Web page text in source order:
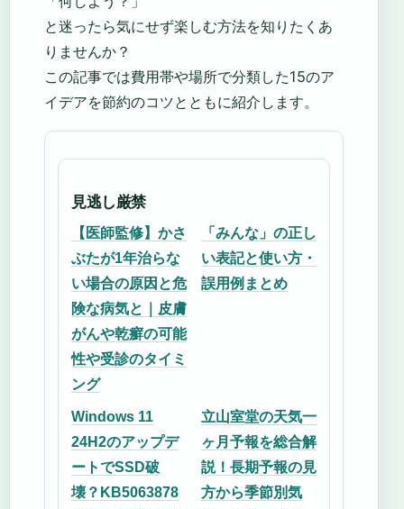
と迷ったら気にせず楽しむ方法を知りたくあ
りませんか？
この記事では費用帯や場所で分類した15のア
イデアを節約のコツとともに紹介します。
見逃し厳禁
【医師監修】かさ
ぶたが1年治らな
い場合の原因と危
険な病気と｜皮膚
がんや乾癬の可能
性や受診のタイミ
ング
「みんな」の正し
い表記と使い方・
誤用例まとめ
Windows 11
24H2のアップデ
ートでSSD破
壊？KB5063878
立山室堂の天気一
ヶ月予報を総合解
説！長期予報の見
方から季節別気